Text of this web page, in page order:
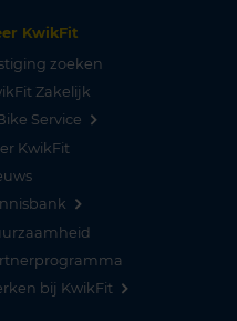
KwikFit
zoeken
Zakelijk
Service
KwikFit
bij KwikFit